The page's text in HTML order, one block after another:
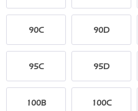
90C 90D
95C 95D
100B 100C